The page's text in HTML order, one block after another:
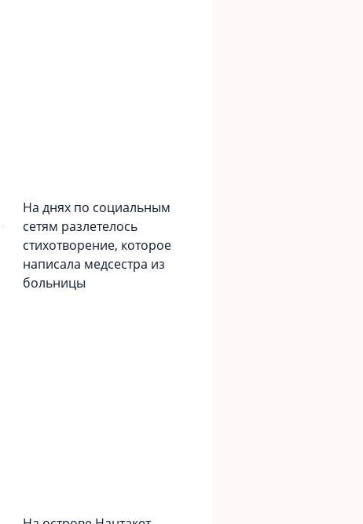
На днях по социальным
сетям разлетелось
стихотворение, которое
написала медсестра из
больницы